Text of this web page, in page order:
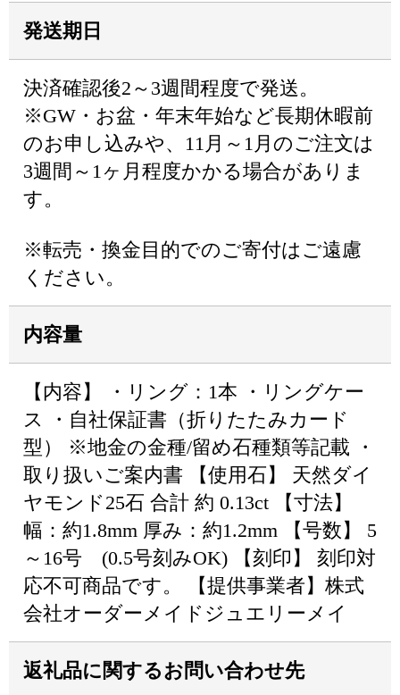
発送期日
決済確認後2～3週間程度で発送。
※GW・お盆・年末年始など長期休暇前
のお申し込みや、11月～1月のご注文は
3週間～1ヶ月程度かかる場合がありま
す。
※転売・換金目的でのご寄付はご遠慮
ください。
内容量
【内容】 ・リング：1本 ・リングケー
ス ・自社保証書（折りたたみカード
型） ※地金の金種/留め石種類等記載 ・
取り扱いご案内書 【使用石】 天然ダイ
ヤモンド25石 合計 約 0.13ct 【寸法】
幅：約1.8mm 厚み：約1.2mm 【号数】 5
～16号 (0.5号刻みOK) 【刻印】 刻印対
応不可商品です。 【提供事業者】株式
会社オーダーメイドジュエリーメイ
返礼品に関するお問い合わせ先